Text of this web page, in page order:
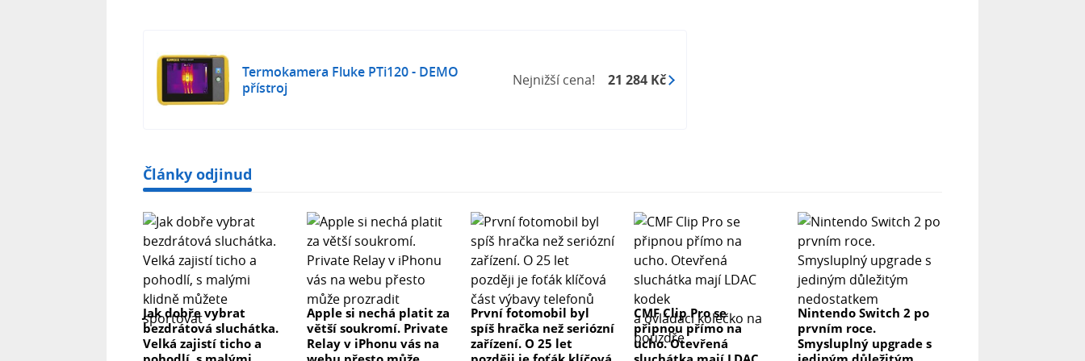
- rozsah měření -20°C to 400°C
- rychlé odhalení kritických míst
- krytí IP54
- odolnost proti pádu až z 1 metru
- automatické ukládání obrázků
Obsah balení:
Termokamera Fluke PTi120 - DEMO
přístroj
Nejnižší cena! 21 284 Kč
Články odjinud
Jak dobře vybrat
bezdrátová sluchátka.
Velká zajistí ticho a
Apple si nechá platit za
větší soukromí. Private
Relay v iPhonu vás na
První fotomobil byl
spíš hračka než seriózní
zařízení. O 25 let
CMF Clip Pro se
připnou přímo na
ucho. Otevřená
Nintendo Switch 2 po
prvním roce.
Smysluplný upgrade s